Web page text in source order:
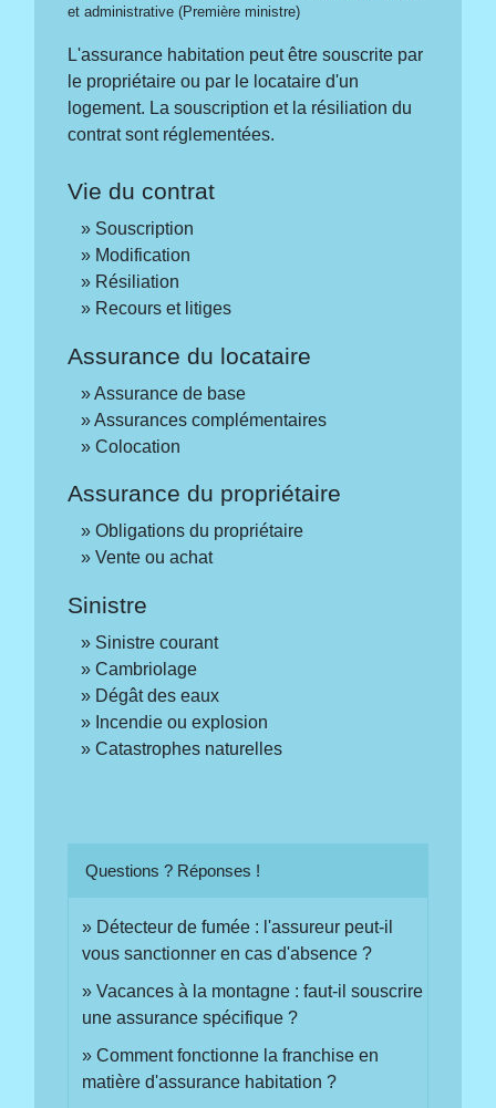
et administrative (Première ministre)
L'assurance habitation peut être souscrite par
le propriétaire ou par le locataire d'un
logement. La souscription et la résiliation du
contrat sont réglementées.
Vie du contrat
Souscription
Modification
Résiliation
Recours et litiges
Assurance du locataire
Assurance de base
Assurances complémentaires
Colocation
Assurance du propriétaire
Obligations du propriétaire
Vente ou achat
Sinistre
Sinistre courant
Cambriolage
Dégât des eaux
Incendie ou explosion
Catastrophes naturelles
Questions ? Réponses !
Détecteur de fumée : l'assureur peut-il
vous sanctionner en cas d'absence ?
Vacances à la montagne : faut-il souscrire
une assurance spécifique ?
Comment fonctionne la franchise en
matière d'assurance habitation ?